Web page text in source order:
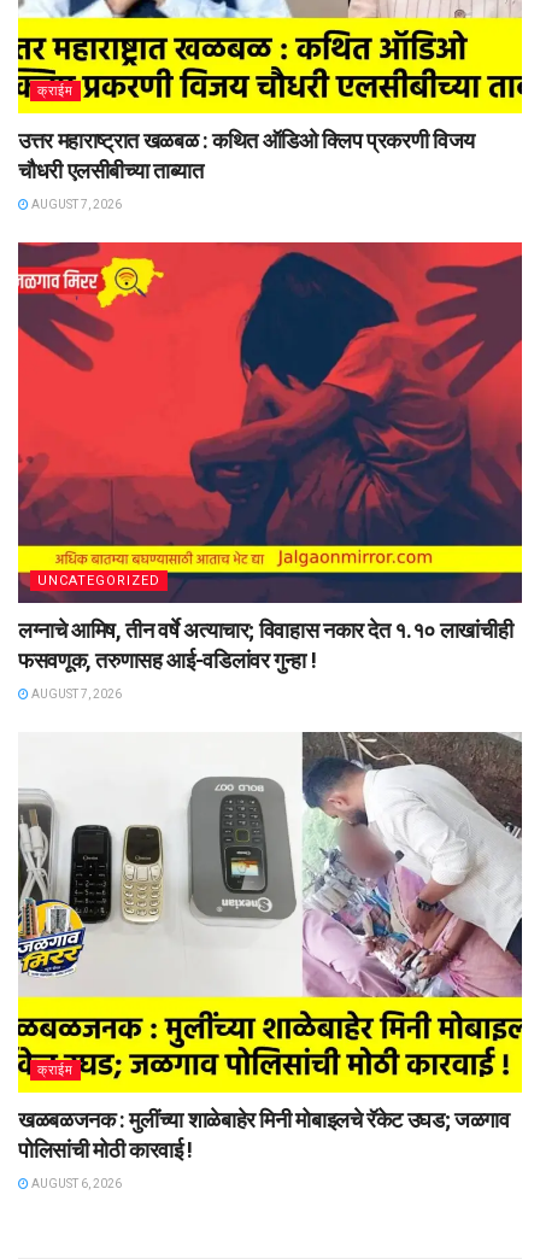
क्राईम
उत्तर महाराष्ट्रात खळबळ : कथित ऑडिओ क्लिप प्रकरणी विजय
चौधरी एलसीबीच्या ताब्यात
AUGUST 7, 2026
UNCATEGORIZED
लग्नाचे आमिष, तीन वर्षे अत्याचार; विवाहास नकार देत १.१० लाखांचीही
फसवणूक, तरुणासह आई-वडिलांवर गुन्हा !
AUGUST 7, 2026
क्राईम
खळबळजनक : मुलींच्या शाळेबाहेर मिनी मोबाइलचे रॅकेट उघड; जळगाव
पोलिसांची मोठी कारवाई !
AUGUST 6, 2026